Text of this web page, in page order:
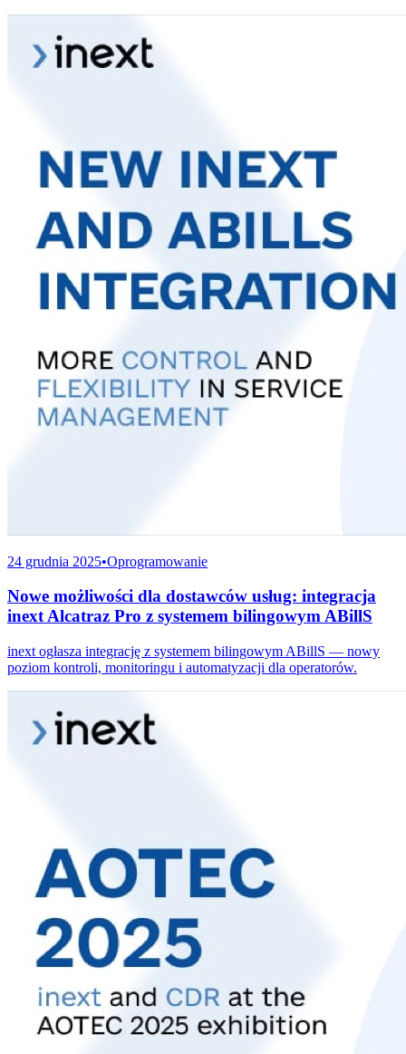
24 grudnia 2025•Oprogramowanie
Nowe możliwości dla dostawców usług: integracja
inext Alcatraz Pro z systemem bilingowym ABillS
inext ogłasza integrację z systemem bilingowym ABillS — nowy
poziom kontroli, monitoringu i automatyzacji dla operatorów.